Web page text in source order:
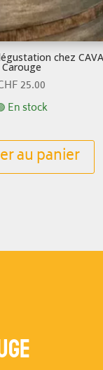
chez
Carouge
25.00
En stock
au panier